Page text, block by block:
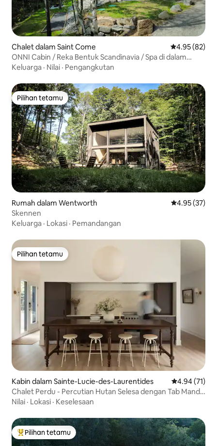
Chalet dalam Saint Come Penarafan
4.95 (82)
ONNI Cabin / Reka Bentuk Scandinavia / Spa di dalam
hutan
Keluarga · Nilai · Pengangkutan
Pilihan tetamu
Pilihan tetamu
Rumah dalam Wentworth Penarafan
4.95 (37)
Skennen
Keluarga · Lokasi · Pemandangan
Pilihan tetamu
Pilihan tetamu
Kabin dalam Sainte-Lucie-des-Laurentides Penarafan
4.94 (71)
Chalet Perdu - Percutian Hutan Selesa dengan Tab Mandi
Air Panas
Nilai · Lokasi · Keselesaan
Pilihan utama tetamu
Pilihan tetamu